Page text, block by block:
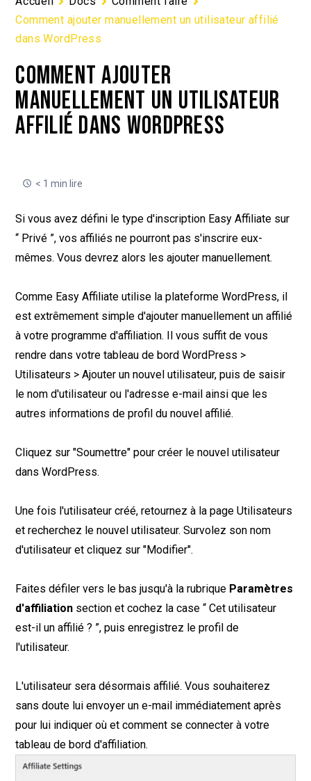
Comment ajouter manuellement un utilisateur affilié
dans WordPress
COMMENT AJOUTER
MANUELLEMENT UN UTILISATEUR
AFFILIÉ DANS WORDPRESS
< 1 min lire
Si vous avez défini le type d'inscription Easy Affiliate sur
“ Privé ”, vos affiliés ne pourront pas s'inscrire eux-
mêmes. Vous devrez alors les ajouter manuellement.
Comme Easy Affiliate utilise la plateforme WordPress, il
est extrêmement simple d'ajouter manuellement un affilié
à votre programme d'affiliation. Il vous suffit de vous
rendre dans votre tableau de bord WordPress >
Utilisateurs > Ajouter un nouvel utilisateur, puis de saisir
le nom d'utilisateur ou l'adresse e-mail ainsi que les
autres informations de profil du nouvel affilié.
Cliquez sur "Soumettre" pour créer le nouvel utilisateur
dans WordPress.
Une fois l'utilisateur créé, retournez à la page Utilisateurs
et recherchez le nouvel utilisateur. Survolez son nom
d'utilisateur et cliquez sur "Modifier".
Faites défiler vers le bas jusqu'à la rubrique Paramètres
d'affiliation section et cochez la case “ Cet utilisateur
est-il un affilié ? ”, puis enregistrez le profil de
l'utilisateur.
L'utilisateur sera désormais affilié. Vous souhaiterez
sans doute lui envoyer un e-mail immédiatement après
pour lui indiquer où et comment se connecter à votre
tableau de bord d'affiliation.